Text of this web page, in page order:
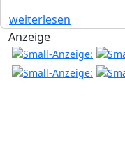
weiterlesen
Anzeige